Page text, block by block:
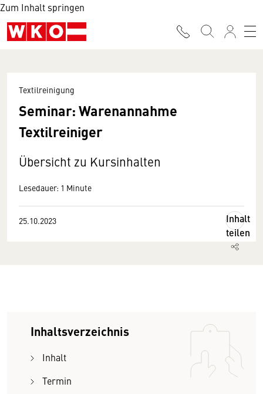
Zum Inhalt springen
Textilreinigung
Seminar: Warenannahme
Textilreiniger
Übersicht zu Kursinhalten
Lesedauer: 1 Minute
25.10.2023
Inhalt
teilen
Inhaltsverzeichnis
Inhalt
Termin